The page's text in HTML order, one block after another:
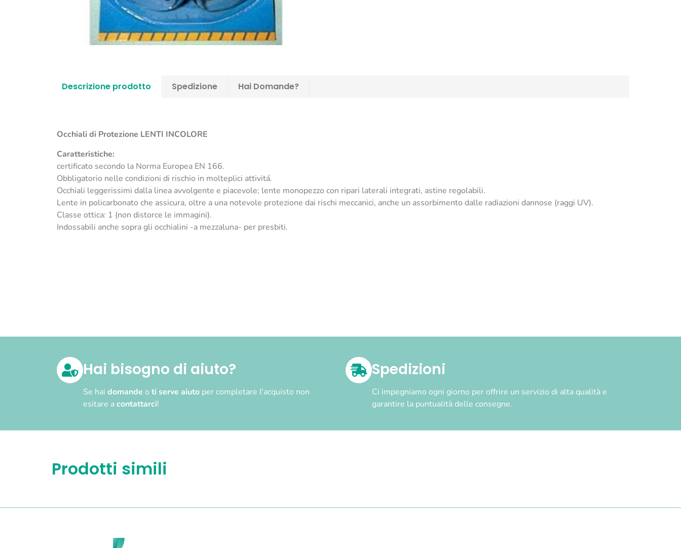
Descrizione prodotto Spedizione Hai Domande?
Occhiali di Protezione LENTI INCOLORE
Caratteristiche:
certificato secondo la Norma Europea EN 166.
Obbligatorio nelle condizioni di rischio in molteplici attivitá.
Occhiali leggerissimi dalla linea avvolgente e piacevole; lente monopezzo con ripari laterali integrati, astine regolabili.
Lente in policarbonato che assicura, oltre a una notevole protezione dai rischi meccanici, anche un assorbimento dalle radiazioni dannose (raggi UV).
Classe ottica: 1 (non distorce le immagini).
Indossabili anche sopra gli occhialini -a mezzaluna- per presbiti.
Hai bisogno di aiuto?
Se hai domande o ti serve aiuto per completare l'acquisto non
esitare acontattarci!
Spedizioni
Ci impegniamo ogni giorno per offrire un servizio di alta qualità e
garantire la puntualità delle consegne.
Prodotti simili